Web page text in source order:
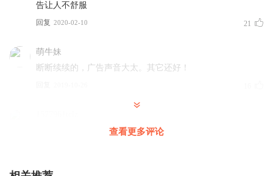
告让人不舒服
回复 2020-02-10 21
萌牛妹
断断续续的，广告声音大太。其它还好！
好听旦中间的集数少了是什么意思
查看更多评论